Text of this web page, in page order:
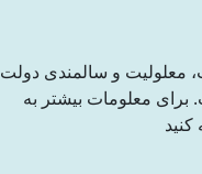
معلولیت و سالمندی دولت
برای معلومات بیشتر به